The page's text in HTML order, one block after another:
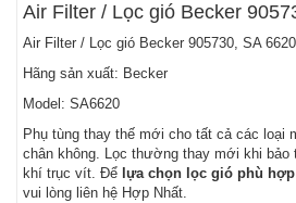
Air Filter / Lọc gió Becker
Air Filter / Lọc gió Becker 905730, SA 6620
Hãng sản xuất: Becker
Model: SA6620
Phụ tùng thay thế mới cho tất cả các loại
chân không. Lọc thường thay mới khi bảo
khí trục vít. Để lựa chọn lọc gió phù hợp
vui lòng liên hệ Hợp Nhất.